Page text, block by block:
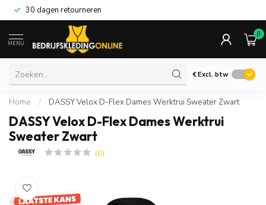
30 dagen retourneren
MENU
0
€Excl. btw
Home / DASSY Velox D-Flex Dames Werktrui Sweater Zwart
DASSY Velox D-Flex Dames Werktrui
Sweater Zwart
(0)